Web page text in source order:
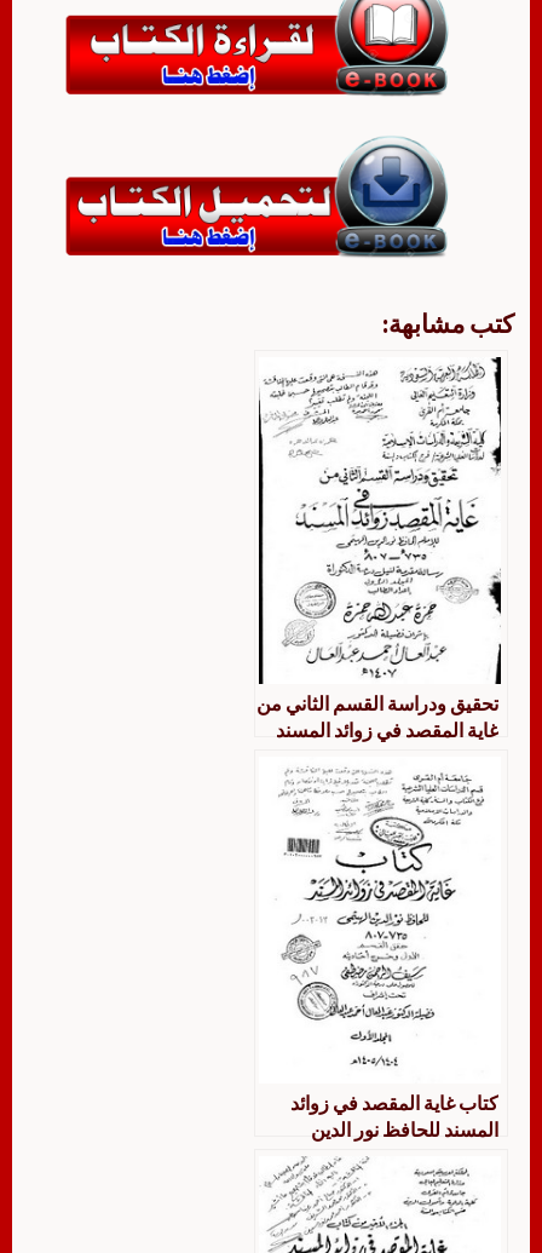
كتب مشابهة:
تحقيق ودراسة القسم الثاني من
غاية المقصد في زوائد المسند
كتاب غاية المقصد في زوائد
المسند للحافظ نور الدين
الهيثمي تحقيق وتخريج القسم
الأول